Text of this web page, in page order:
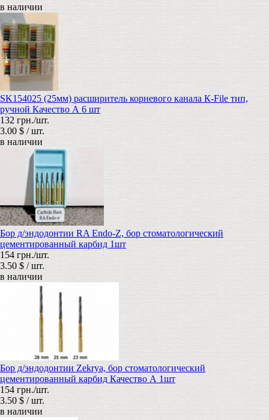
в наличии
SK154025 (25мм) расширитель корневого канала К-File тип,
ручной Качество А 6 шт
132 грн./шт.
3.00 $ / шт.
в наличии
Бор д/эндодонтии RA Endo-Z, бор стоматологический
цементированный карбид 1шт
154 грн./шт.
3.50 $ / шт.
в наличии
Бор д/эндодонтии Zekrya, бор стоматологический
цементированный карбид Качество А 1шт
154 грн./шт.
3.50 $ / шт.
в наличии